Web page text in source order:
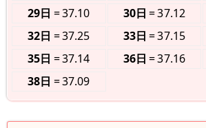
29日
37.10 30日 37.12
32日
37.25 33日 37.15
35日
37.14 36日 37.16
38日
37.09